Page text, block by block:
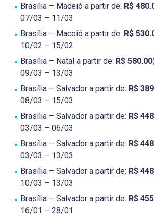
Brasília – Maceió a partir de: R$
07/03 – 11/03
Brasília – Maceió a partir de: R$
10/02 – 15/02
Brasília – Natal a partir de: R$ 580.00
09/03 – 13/03
Brasília – Salvador a partir de: R$
08/03 – 15/03
Brasília – Salvador a partir de: R$
03/03 – 06/03
Brasília – Salvador a partir de: R$
03/03 – 13/03
Brasília – Salvador a partir de: R$
10/03 – 13/03
Brasília – Salvador a partir de: R$
16/01 – 28/01